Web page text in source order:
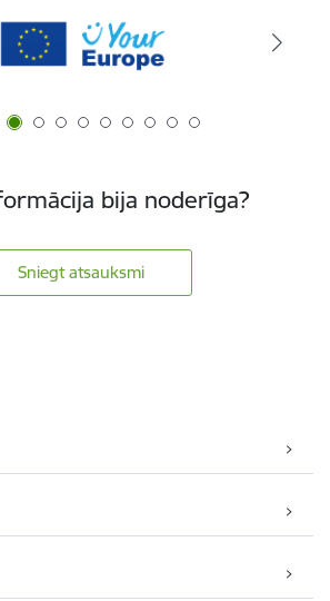
bija noderīga?
Sniegt atsauksmi